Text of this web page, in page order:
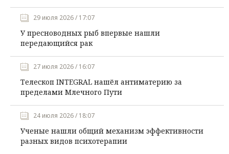
29 июля 2026 / 17:07
У пресноводных рыб впервые нашли
передающийся рак
27 июля 2026 / 16:07
Телескоп INTEGRAL нашёл антиматерию за
пределами Млечного Пути
24 июля 2026 / 18:07
Ученые нашли общий механизм эффективности
разных видов психотерапии